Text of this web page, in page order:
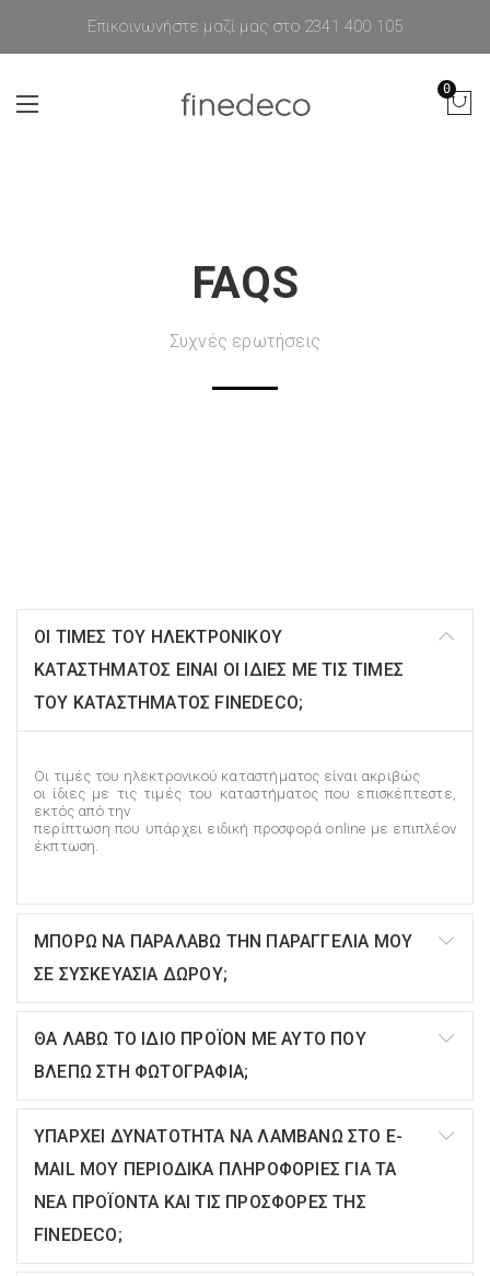
Επικοινωνήστε μαζί μας στο 2341 400 105
0
FAQS
Συχνές ερωτήσεις
ΟΙ ΤΙΜΕΣ ΤΟΥ ΗΛΕΚΤΡΟΝΙΚΟΥ
ΚΑΤΑΣΤΗΜΑΤΟΣ ΕΙΝΑΙ ΟΙ ΙΔΙΕΣ ΜΕ ΤΙΣ ΤΙΜΕΣ
ΤΟΥ ΚΑΤΑΣΤΗΜΑΤΟΣ FINEDECO;
Οι τιμές του ηλεκτρονικού καταστήματος είναι ακριβώς
οι ίδιες με τις τιμές του καταστήματος που επισκέπτεστε,
εκτός από την
περίπτωση που υπάρχει ειδική προσφορά online με επιπλέον
έκπτωση.
ΜΠΟΡΩ ΝΑ ΠΑΡΑΛΑΒΩ ΤΗΝ ΠΑΡΑΓΓΕΛΙΑ ΜΟΥ
ΣΕ ΣΥΣΚΕΥΑΣΙΑ ΔΩΡΟΥ;
ΘΑ ΛΑΒΩ ΤΟ ΙΔΙΟ ΠΡΟΪΟΝ ΜΕ ΑΥΤΟ ΠΟΥ
ΒΛΕΠΩ ΣΤΗ ΦΩΤΟΓΡΑΦΙΑ;
ΥΠΑΡΧΕΙ ΔΥΝΑΤΟΤΗΤΑ ΝΑ ΛΑΜΒΑΝΩ ΣΤΟ E-
MAIL ΜΟΥ ΠΕΡΙΟΔΙΚΑ ΠΛΗΡΟΦΟΡΙΕΣ ΓΙΑ ΤΑ
ΝΕΑ ΠΡΟΪΟΝΤΑ ΚΑΙ ΤΙΣ ΠΡΟΣΦΟΡΕΣ ΤΗΣ
FINEDECO;